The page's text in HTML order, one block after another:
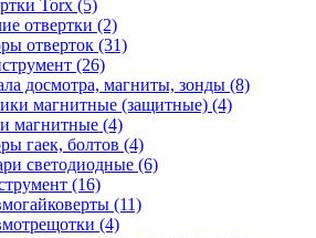
Torx (5)
отвертки (2)
отверток (31)
(26)
досмотра, магниты, зонды (8)
магнитные (защитные) (4)
магнитные (4)
гаек, болтов (4)
светодиодные (6)
(16)
(11)
(4)